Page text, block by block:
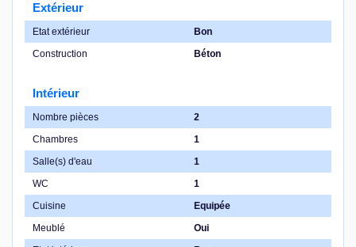
Extérieur
Etat extérieur
Bon
Construction
Béton
Intérieur
Nombre pièces
2
Chambres
1
Salle(s) d'eau
1
WC
1
Cuisine
Equipée
Meublé
Oui